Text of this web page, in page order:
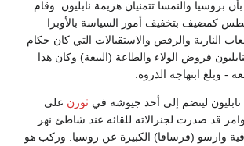
بروسيا والنمسا تتمنيان هزيمة نابليون. وقام
كمضيف بتخفيف أمور السياسة بالأوبرا
النارية والرقص والاستقبالات التي كان حكام
فروض الولاء والطاعة (البيعة) وكان هذا
- وبلغ ابتهاجه الذروة.
ثورن على
قد صدرت لجنرالاته للقائه عند شاطئ نهر
وارسو (فرسافا) الكبيرة عن روسيا. وركب هو